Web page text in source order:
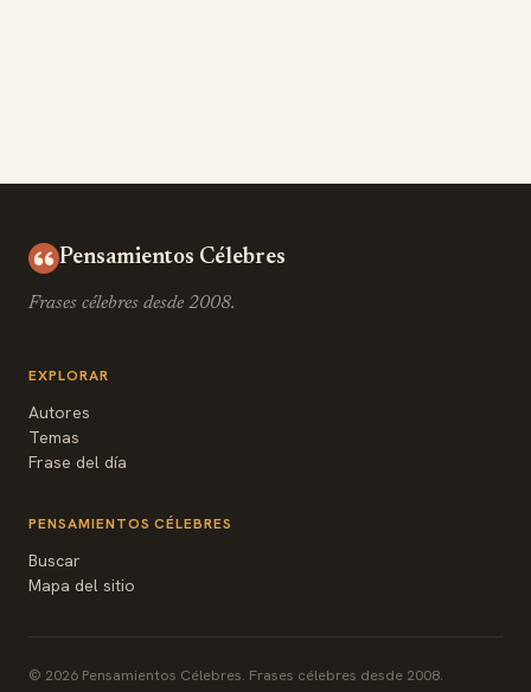
Pensamientos Célebres
Frases célebres desde 2008.
EXPLORAR
Autores
Temas
Frase del día
PENSAMIENTOS CÉLEBRES
Buscar
Mapa del sitio
© 2026 Pensamientos Célebres. Frases célebres desde 2008.